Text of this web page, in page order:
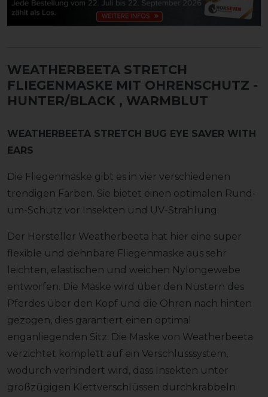
WEATHERBEETA STRETCH
FLIEGENMASKE MIT OHRENSCHUTZ -
HUNTER/BLACK , WARMBLUT
WEATHERBEETA STRETCH BUG EYE SAVER WITH
EARS
Die Fliegenmaske gibt es in vier verschiedenen
trendigen Farben. Sie bietet einen optimalen Rund-
um-Schutz vor Insekten und UV-Strahlung.
Der Hersteller Weatherbeeta hat hier eine super
flexible und dehnbare Fliegenmaske aus sehr
leichten, elastischen und weichen Nylongewebe
entworfen. Die Maske wird über den Nüstern des
Pferdes über den Kopf und die Ohren nach hinten
gezogen, dies garantiert einen optimal
enganliegenden Sitz. Die Maske von Weatherbeeta
verzichtet komplett auf ein Verschlusssystem,
wodurch verhindert wird, dass Insekten unter
großzügigen Klettverschlüssen durchkrabbeln